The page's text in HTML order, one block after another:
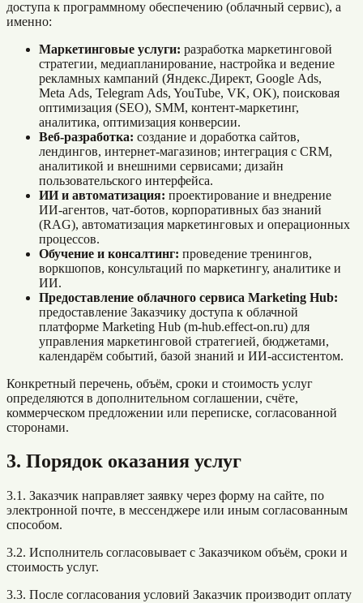
доступа к программному обеспечению (облачный сервис), а
именно:
Маркетинговые услуги: разработка маркетинговой
стратегии, медиапланирование, настройка и ведение
рекламных кампаний (Яндекс.Директ, Google Ads,
Meta Ads, Telegram Ads, YouTube, VK, OK), поисковая
оптимизация (SEO), SMM, контент-маркетинг,
аналитика, оптимизация конверсии.
Веб-разработка: создание и доработка сайтов,
лендингов, интернет-магазинов; интеграция с CRM,
аналитикой и внешними сервисами; дизайн
пользовательского интерфейса.
ИИ и автоматизация: проектирование и внедрение
ИИ-агентов, чат-ботов, корпоративных баз знаний
(RAG), автоматизация маркетинговых и операционных
процессов.
Обучение и консалтинг: проведение тренингов,
воркшопов, консультаций по маркетингу, аналитике и
ИИ.
Предоставление облачного сервиса Marketing Hub:
предоставление Заказчику доступа к облачной
платформе Marketing Hub (m-hub.effect-on.ru) для
управления маркетинговой стратегией, бюджетами,
календарём событий, базой знаний и ИИ-ассистентом.
Конкретный перечень, объём, сроки и стоимость услуг
определяются в дополнительном соглашении, счёте,
коммерческом предложении или переписке, согласованной
сторонами.
3. Порядок оказания услуг
3.1. Заказчик направляет заявку через форму на сайте, по
электронной почте, в мессенджере или иным согласованным
способом.
3.2. Исполнитель согласовывает с Заказчиком объём, сроки и
стоимость услуг.
3.3. После согласования условий Заказчик производит оплату